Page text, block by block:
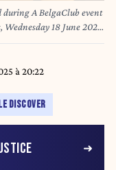
during A BelgaClub event
18 June 2025.
à 20:22
DISCOVER